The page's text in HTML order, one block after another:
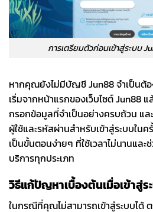
การเตรียมตัวก่อนเข้าสู่ระบบ
หากคุณยังไม่มีบัญชี Jun88 จำเป็นต้อ
เริ่มจากหน้าแรกของเว็บไซต์ Jun88
กรอกข้อมูลที่จำเป็นอย่างครบถ้วน แล
ผู้ใช้และรหัสผ่านสำหรับเข้าสู่ระบบใน
เป็นขั้นตอนง่ายๆ ที่ใช้เวลาไม่นานแล
บริการทุกประเภท
วิธีแก้ปัญหาเบื้องต้นเมื่อเข้าสู่ร
ในกรณีที่คุณไม่สามารถเข้าสู่ระบบได้